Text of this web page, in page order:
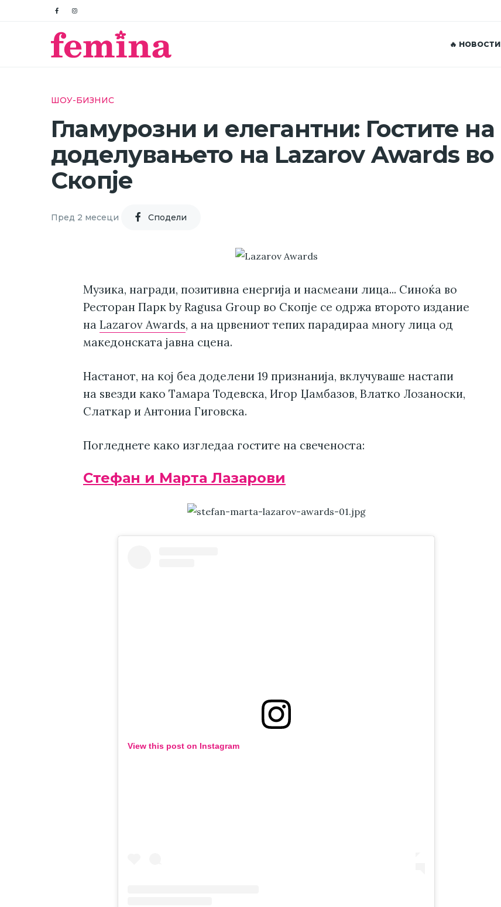
🔥 НОВОСТИ
ШОУ-БИЗНИС
Гламурозни и елегантни: Гостите на
доделувањето на Lazarov Awards во
Скопје
Пред 2 месеци Cподели
Музика, награди, позитивна енергија и насмеани лица... Синоќа во
Ресторан Парк by Ragusa Group во Скопје се одржа второто издание
на Lazarov Awards, а на црвениот тепих парадираа многу лица од
македонската јавна сцена.
Настанот, на кој беа доделени 19 признанија, вклучуваше настапи
на ѕвезди како Тамара Тодевска, Игор Џамбазов, Влатко Лозаноски,
Слаткар и Антониа Гиговска.
Погледнете како изгледаа гостите на свеченоста:
Стефан и Марта Лазарови
View this post on Instagram